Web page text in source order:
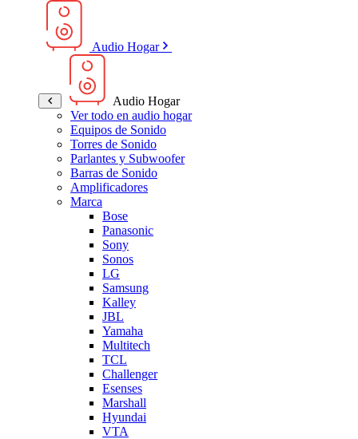
Audio Hogar
Audio Hogar
Ver todo en audio hogar
Equipos de Sonido
Torres de Sonido
Parlantes y Subwoofer
Barras de Sonido
Amplificadores
Marca
Bose
Panasonic
Sony
Sonos
LG
Samsung
Kalley
JBL
Yamaha
Multitech
TCL
Challenger
Esenses
Marshall
Hyundai
VTA